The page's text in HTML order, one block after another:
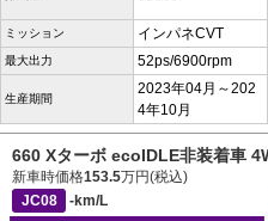
ミッション インパネCVT
最大出力 52ps/6900rpm
生産期間
2023年04月～202
4年10月
660 Xターボ ecoIDLE非装着車
新車時価格153.5万円(税込)
JC08
-km/L